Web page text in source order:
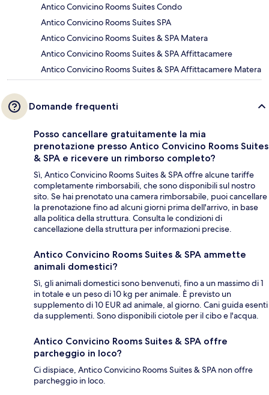
Antico Convicino Rooms Suites Condo
Antico Convicino Rooms Suites SPA
Antico Convicino Rooms Suites & SPA Matera
Antico Convicino Rooms Suites & SPA Affittacamere
Antico Convicino Rooms Suites & SPA Affittacamere Matera
Domande frequenti
Posso cancellare gratuitamente la mia
prenotazione presso Antico Convicino Rooms Suites
& SPA e ricevere un rimborso completo?
Sì, Antico Convicino Rooms Suites & SPA offre alcune tariffe
completamente rimborsabili, che sono disponibili sul nostro
sito. Se hai prenotato una camera rimborsabile, puoi cancellare
la prenotazione fino ad alcuni giorni prima dell'arrivo, in base
alla politica della struttura. Consulta le condizioni di
cancellazione della struttura per informazioni precise.
Antico Convicino Rooms Suites & SPA ammette
animali domestici?
Sì, gli animali domestici sono benvenuti, fino a un massimo di 1
in totale e un peso di 10 kg per animale. È previsto un
supplemento di 10 EUR ad animale, al giorno. Cani guida esenti
da supplementi. Sono disponibili ciotole per il cibo e l'acqua.
Antico Convicino Rooms Suites & SPA offre
parcheggio in loco?
Ci dispiace, Antico Convicino Rooms Suites & SPA non offre
parcheggio in loco.